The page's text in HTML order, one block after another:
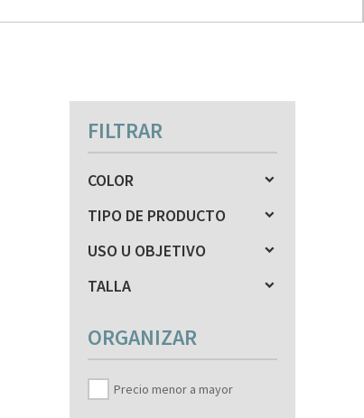
FILTRAR
COLOR
TIPO DE PRODUCTO
USO U OBJETIVO
TALLA
ORGANIZAR
Precio menor a mayor